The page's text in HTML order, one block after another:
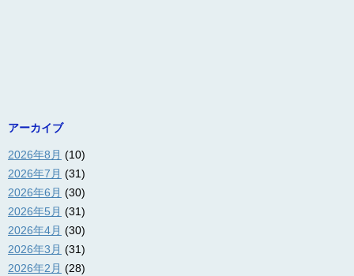
アーカイブ
2026年8月 (10)
2026年7月 (31)
2026年6月 (30)
2026年5月 (31)
2026年4月 (30)
2026年3月 (31)
2026年2月 (28)